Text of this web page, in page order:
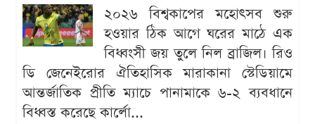
২০২৬ বিশ্বকাপের মহোৎসব শুরু
হওয়ার ঠিক আগে ঘরের মাঠে এক
বিধ্বংসী জয় তুলে নিল ব্রাজিল। রিও
ডি জেনেইরোর ঐতিহাসিক মারাকানা স্টেডিয়ামে
আন্তর্জাতিক প্রীতি ম্যাচে পানামাকে ৬-২ ব্যবধানে
বিধ্বস্ত করেছে কার্লো...